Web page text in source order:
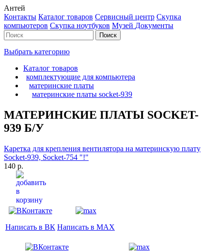
Антей
Контакты Каталог товаров Сервисный центр Cкупка
компьютеров Cкупка ноутбуков Музей Документы
Выбрать категорию
Каталог товаров
комплектующие для компьютера
материнские платы
материнские платы socket-939
МАТЕРИНСКИЕ ПЛАТЫ SOCKET-
939 Б/У
Каретка для крепления вентилятора на материнскую плату
Socket-939, Socket-754 "!"
140 р.
Написать в ВК Написать в MAX